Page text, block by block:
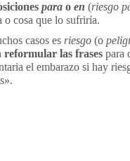
para o en (riesgo
o cosa que lo sufriría.
casos es riesgo (o
reformular las frases para
el embarazo si hay